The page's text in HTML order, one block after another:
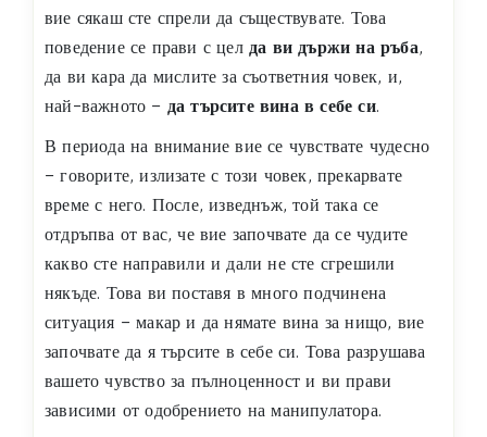
вие сякаш сте спрели да съществувате. Това
поведение се прави с цел да ви държи на ръба,
да ви кара да мислите за съответния човек, и,
най-важното – да търсите вина в себе си.
В периода на внимание вие се чувствате чудесно
– говорите, излизате с този човек, прекарвате
време с него. После, изведнъж, той така се
отдръпва от вас, че вие започвате да се чудите
какво сте направили и дали не сте сгрешили
някъде. Това ви поставя в много подчинена
ситуация – макар и да нямате вина за нищо, вие
започвате да я търсите в себе си. Това разрушава
вашето чувство за пълноценност и ви прави
зависими от одобрението на манипулатора.